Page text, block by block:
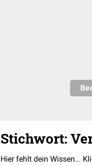
Stichwort:
Hier fehlt dein Wissen...